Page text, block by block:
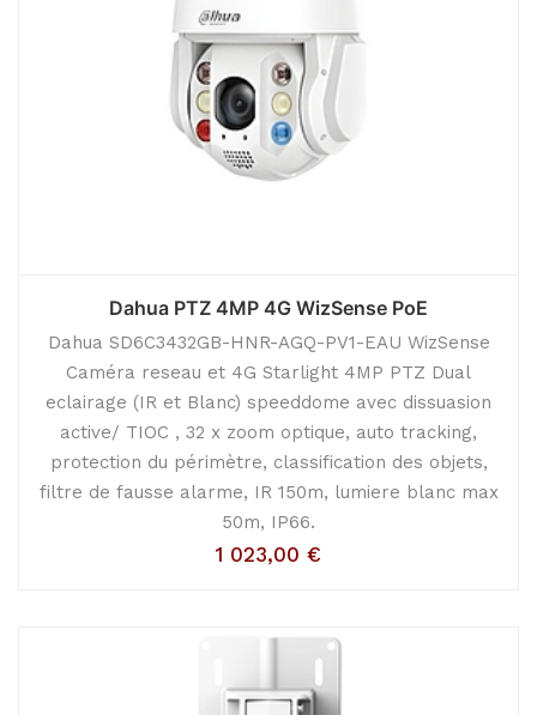
Dahua PTZ 4MP 4G WizSense PoE
Dahua SD6C3432GB-HNR-AGQ-PV1-EAU WizSense
Caméra reseau et 4G Starlight 4MP PTZ Dual
eclairage (IR et Blanc) speeddome avec dissuasion
active/ TIOC , 32 x zoom optique, auto tracking,
protection du périmètre, classification des objets,
filtre de fausse alarme, IR 150m, lumiere blanc max
50m, IP66.
1 023,00 €